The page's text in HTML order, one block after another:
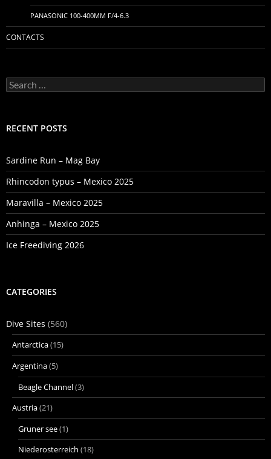
PANASONIC 100-400MM F/4-6.3
CONTACTS
Search
for:
RECENT POSTS
Sardine Run – Mag Bay
Rhincodon typus – Mexico 2025
Maravilla – Mexico 2025
Anhinga – Mexico 2025
Ice Freediving 2026
CATEGORIES
Dive Sites (560)
Antarctica(15)
Argentina(5)
Beagle Channel(3)
Austria(21)
Gruner see(1)
Niederosterreich (18)